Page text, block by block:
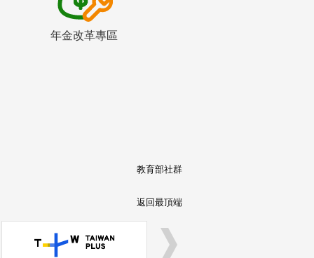
年金改革專區
教育部社群
返回最頂端